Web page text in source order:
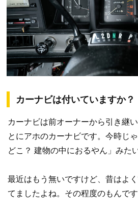
カーナビは付いていますか？
カーナビは前オーナーから引き継
とにアホのカーナビです。今時じ
どこ？ 建物の中におるやん」みたい
最近はもう無いですけど、昔はよ
てましたよね。その程度のもんです